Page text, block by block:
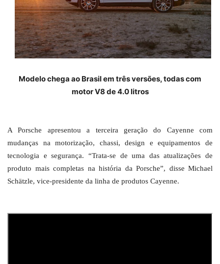
Modelo chega ao Brasil em três versões, todas com
motor V8 de 4.0 litros
A Porsche apresentou a terceira geração do Cayenne com
mudanças na motorização, chassi, design e equipamentos de
tecnologia e segurança. “Trata-se de uma das atualizações de
produto mais completas na história da Porsche”, disse Michael
Schätzle, vice-presidente da linha de produtos Cayenne.